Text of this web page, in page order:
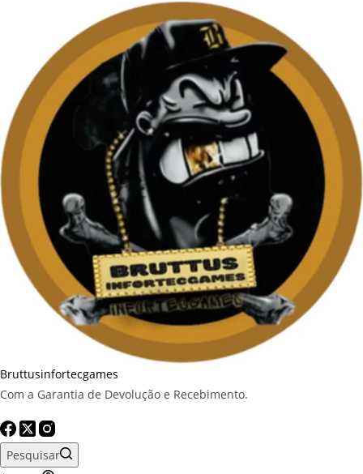
Bruttusinfortecgames
Com a Garantia de Devolução e Recebimento.
Pesquisar